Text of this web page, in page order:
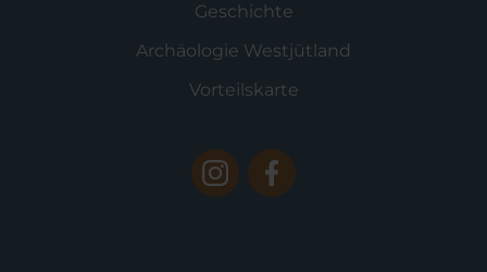
Geschichte
Archäologie Westjütland
Vorteilskarte